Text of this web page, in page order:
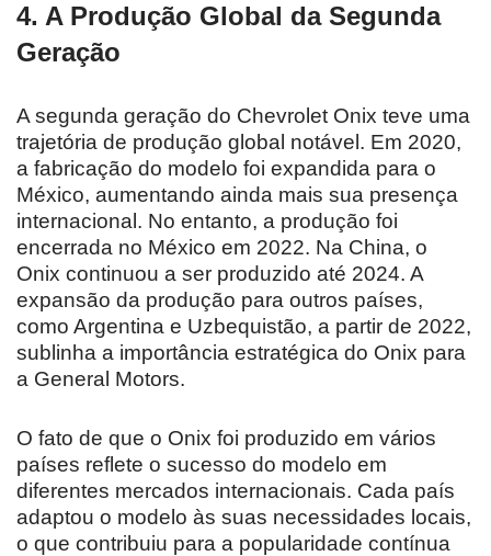
4. A Produção Global da Segunda
Geração
A segunda geração do Chevrolet Onix teve uma
trajetória de produção global notável. Em 2020,
a fabricação do modelo foi expandida para o
México, aumentando ainda mais sua presença
internacional. No entanto, a produção foi
encerrada no México em 2022. Na China, o
Onix continuou a ser produzido até 2024. A
expansão da produção para outros países,
como Argentina e Uzbequistão, a partir de 2022,
sublinha a importância estratégica do Onix para
a General Motors.
O fato de que o Onix foi produzido em vários
países reflete o sucesso do modelo em
diferentes mercados internacionais. Cada país
adaptou o modelo às suas necessidades locais,
o que contribuiu para a popularidade contínua